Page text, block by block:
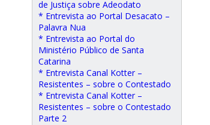
de Justiça sobre Adeodato
* Entrevista ao Portal Desacato –
Palavra Nua
* Entrevista ao Portal do
Ministério Público de Santa
Catarina
* Entrevista Canal Kotter –
Resistentes – sobre o Contestado
* Entrevista Canal Kotter –
Resistentes – sobre o Contestado
Parte 2